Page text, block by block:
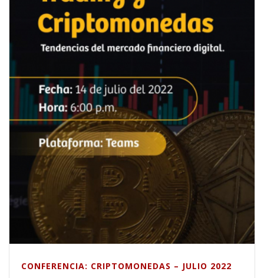
CONFERENCIA: CRIPTOMONEDAS – JULIO 2022